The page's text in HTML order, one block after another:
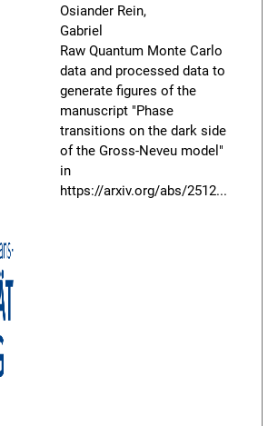
Osiander Rein,
Gabriel
Raw Quantum Monte Carlo
data and processed data to
generate figures of the
manuscript "Phase
transitions on the dark side
of the Gross-Neveu model"
in
https://arxiv.org/abs/2512...